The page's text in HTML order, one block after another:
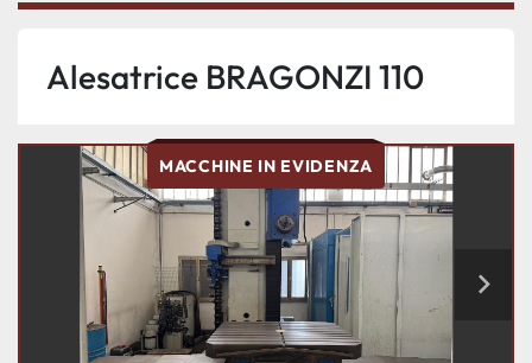
Alesatrice BRAGONZI 110
MACCHINE IN EVIDENZA